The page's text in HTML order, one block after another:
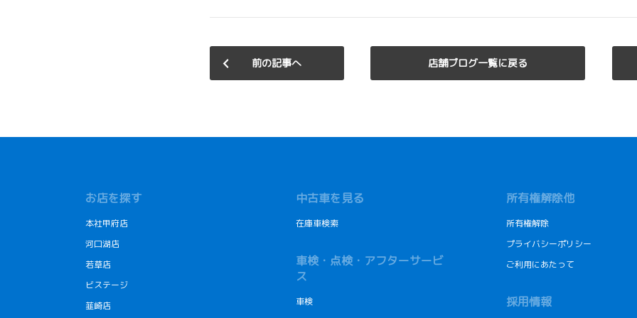
前の記事へ 店舗ブログ一覧に戻る
お店を探す
本社甲府店
河口湖店
若草店
ビステージ
韮崎店
中古車を見る
在庫車検索
車検・点検・アフターサービ
ス
車検
所有権解除他
所有権解除
プライバシーポリシー
ご利用にあたって
採用情報